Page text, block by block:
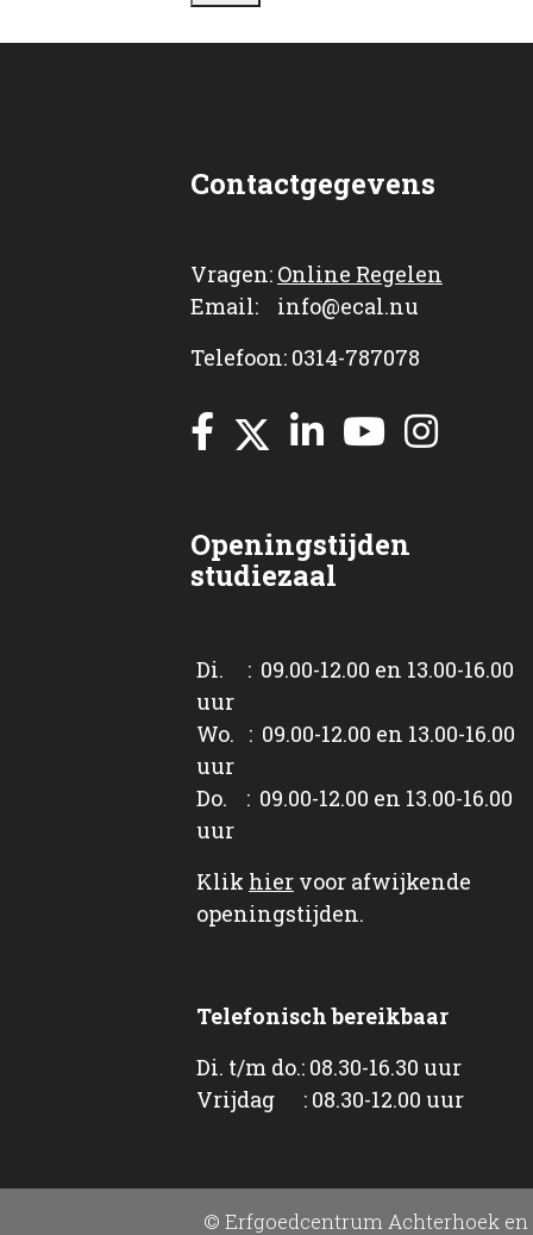
Contactgegevens
Vragen: Online Regelen
Email: info@ecal.nu
Telefoon: 0314-787078
Openingstijden
studiezaal
Di. : 09.00-12.00 en 13.00-16.00
uur
Wo. : 09.00-12.00 en 13.00-16.00
uur
Do. : 09.00-12.00 en 13.00-16.00
uur
Klik hier voor afwijkende
openingstijden.
Telefonisch bereikbaar
Di. t/m do.: 08.30-16.30 uur
Vrijdag : 08.30-12.00 uur
© Erfgoedcentrum Achterhoek en